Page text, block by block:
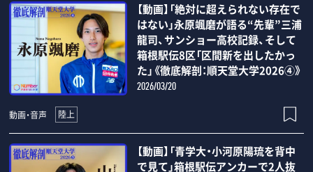
【動画】「絶対に超えられない存在で
はない」永原颯磨が語る“先輩”三浦
龍司、サンショー高校記録、そして
箱根駅伝8区「区間新を出したかっ
た」《徹底解剖：順天堂大学2026④》
2026/03/20
動画・音声 陸上
【動画】「青学大・小河原陽琉を背中
で見て」箱根駅伝アンカーで2人抜